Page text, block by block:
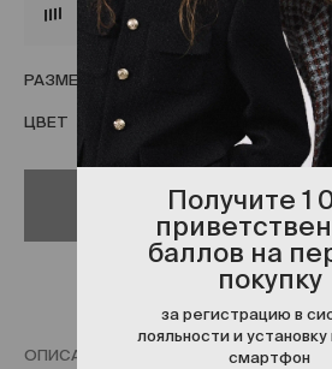
488 ₽ х 4 платежа
РАЗМЕР OS
ЦВЕТ БЕЖЕВЫЙ
Нет в
ОПИСАНИЕ
Получите 1
баллов на
покупку
за регистрацию в
лояльности и
смартфон